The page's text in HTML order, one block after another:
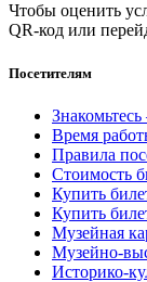
Чтобы оценить
QR-код или
Посетителям
Время
Правила
Стоимость
Купить
Купить
Музейная
Музейно-
Историко-